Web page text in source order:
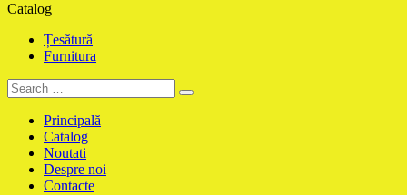
Catalog
Țesătură
Furnitura
Principală
Catalog
Noutati
Despre noi
Contacte